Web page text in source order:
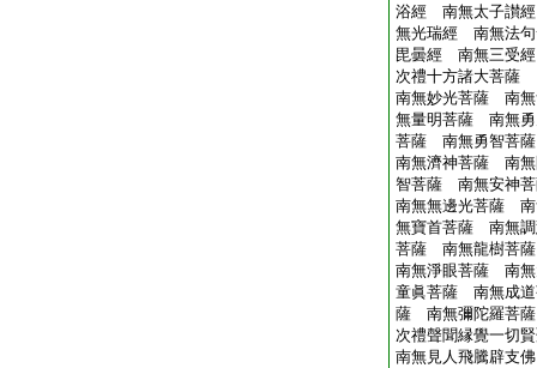
浴經 南無太子讃
無光瑞經 南無法
毘曇經 南無三受
次禮十方諸大菩薩
南無妙光菩薩 南
無量明菩薩 南無
菩薩 南無勇智菩
南無濟神菩薩 南
智菩薩 南無安神
南無無邊光菩薩
無寶首菩薩 南無
菩薩 南無龍樹菩
南無淨眼菩薩 南
童眞菩薩 南無成
薩 南無彌陀羅菩薩
次禮聲聞縁覺一切
南無見人飛騰辟支